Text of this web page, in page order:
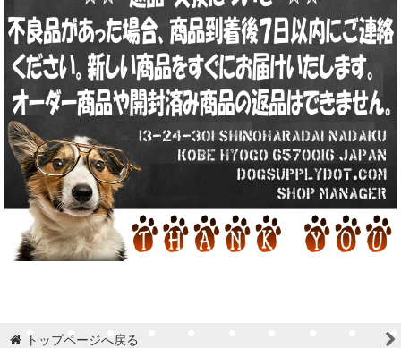
トップページへ戻る